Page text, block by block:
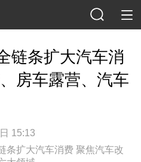
链条扩大汽车消
房车露营、汽车
15:13
条扩大汽车消费 聚焦汽车改